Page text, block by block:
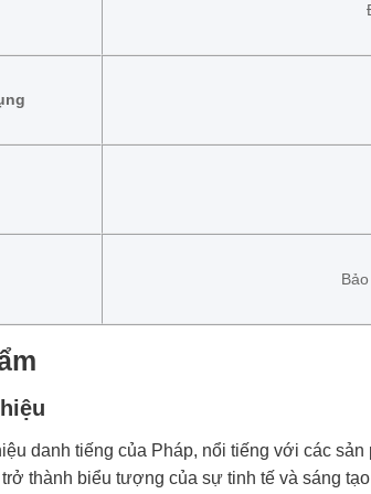
danh tiếng của Pháp, nổi tiếng với các
thành biểu tượng của sự tinh tế và sáng